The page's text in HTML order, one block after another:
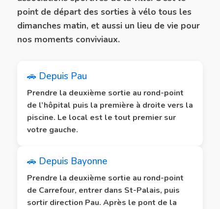
point de départ des sorties à vélo tous les
dimanches matin, et aussi un lieu de vie pour
nos moments conviviaux.
🚗 Depuis Pau
Prendre la deuxième sortie au rond-point
de l’hôpital puis la première à droite vers la
piscine. Le local est le tout premier sur
votre gauche.
🚗 Depuis Bayonne
Prendre la deuxième sortie au rond-point
de Carrefour, entrer dans St-Palais, puis
sortir direction Pau. Après le pont de la